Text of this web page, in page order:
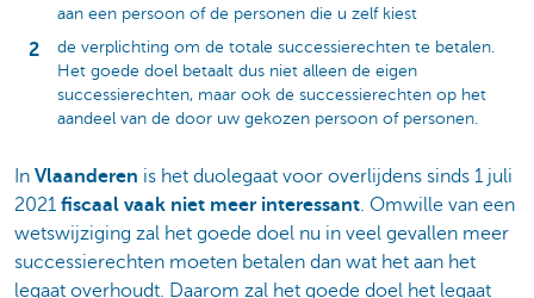
aan een persoon of de personen die u zelf kiest
de verplichting om de totale successierechten te betalen.
Het goede doel betaalt dus niet alleen de eigen
successierechten, maar ook de successierechten op het
aandeel van de door uw gekozen persoon of personen.
In Vlaanderen is het duolegaat voor overlijdens sinds 1 juli
2021 fiscaal vaak niet meer interessant. Omwille van een
wetswijziging zal het goede doel nu in veel gevallen meer
successierechten moeten betalen dan wat het aan het
legaat overhoudt. Daarom zal het goede doel het legaat